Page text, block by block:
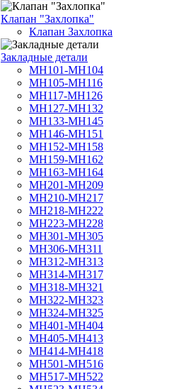
Клапан "Захлопка"
Клапан Захлопка
Закладные детали
МН101-МН104
МН105-МН116
МН117-МН126
МН127-МН132
МН133-МН145
МН146-МН151
МН152-МН158
МН159-МН162
МН163-МН164
МН201-МН209
МН210-МН217
МН218-МН222
МН223-МН228
МН301-МН305
МН306-МН311
МН312-МН313
МН314-МН317
МН318-МН321
МН322-МН323
МН324-МН325
МН401-МН404
МН405-МН413
МН414-МН418
МН501-МН516
МН517-МН522